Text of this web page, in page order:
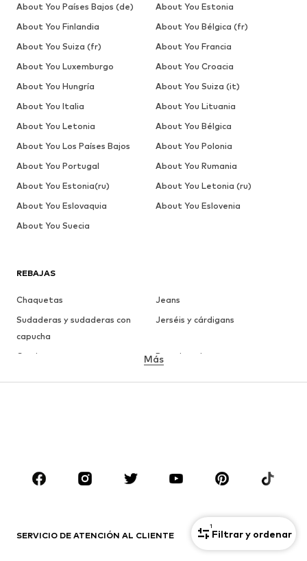
1
Filtrar y ordenar
REBAJAS
Chaquetas
Jeans
Sudaderas y sudaderas con
capucha
Jerséis y cárdigans
Camisetas
Ropa interior
ROPA
Camisetas
Jeans
Sudaderas y sudaderas con
Más
SERVICIO DE ATENCIÓN AL CLIENTE
About You Países Bajos (de)
About You Estonia
About You Finlandia
About You Bélgica (fr)
About You Suiza (fr)
About You Francia
About You Luxemburgo
About You Croacia
About You Hungría
About You Suiza (it)
About You Italia
About You Lituania
About You Letonia
About You Bélgica
About You Los Países Bajos
About You Polonia
About You Portugal
About You Rumania
About You Estonia(ru)
About You Letonia (ru)
About You Eslovaquia
About You Eslovenia
About You Suecia